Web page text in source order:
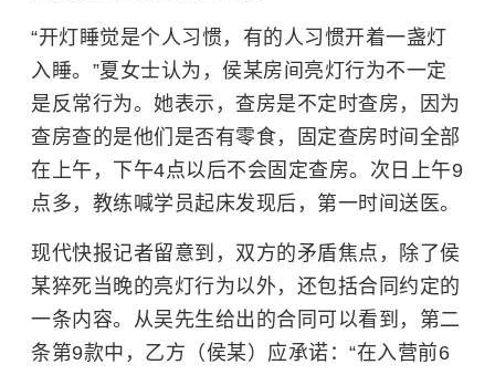
“开灯睡觉是个人习惯，有的人习惯开着一盏灯
入睡。”夏女士认为，侯某房间亮灯行为不一定
是反常行为。她表示，查房是不定时查房，因为
查房查的是他们是否有零食，固定查房时间全部
在上午，下午4点以后不会固定查房。次日上午9
点多，教练喊学员起床发现后，第一时间送医。
现代快报记者留意到，双方的矛盾焦点，除了侯
某猝死当晚的亮灯行为以外，还包括合同约定的
一条内容。从吴先生给出的合同可以看到，第二
条第9款中，乙方（侯某）应承诺：“在入营前6